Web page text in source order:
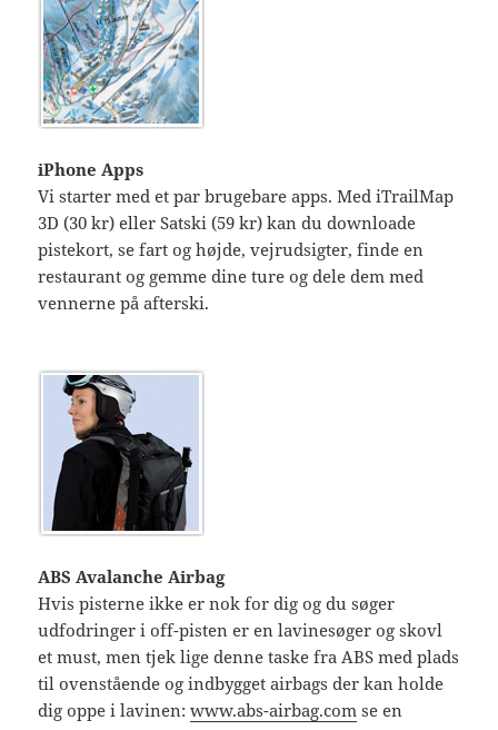
iPhone Apps
Vi starter med et par brugebare apps. Med iTrailMap
3D (30 kr) eller Satski (59 kr) kan du downloade
pistekort, se fart og højde, vejrudsigter, finde en
restaurant og gemme dine ture og dele dem med
vennerne på afterski.
ABS Avalanche Airbag
Hvis pisterne ikke er nok for dig og du søger
udfodringer i off-pisten er en lavinesøger og skovl
et must, men tjek lige denne taske fra ABS med plads
til ovenstående og indbygget airbags der kan holde
dig oppe i lavinen:www.abs-airbag.com se en